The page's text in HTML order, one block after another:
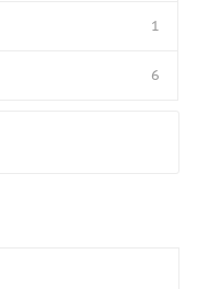
1
6